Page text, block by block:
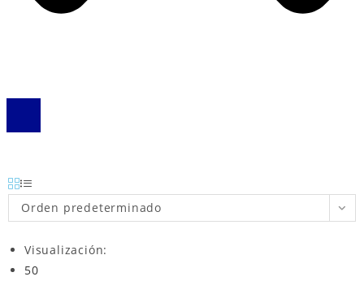
Orden predeterminado
Visualización:
50